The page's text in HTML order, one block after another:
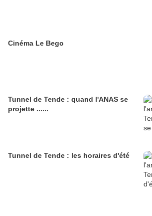
Cinéma Le Bego
Tunnel de Tende : quand l'ANAS se
projette ......
Tunnel de Tende : les horaires d'été